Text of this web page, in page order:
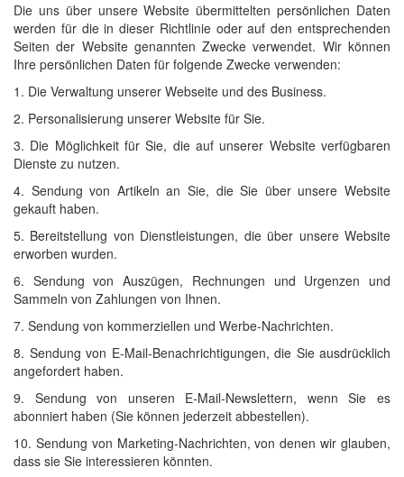
Die uns über unsere Website übermittelten persönlichen Daten
werden für die in dieser Richtlinie oder auf den entsprechenden
Seiten der Website genannten Zwecke verwendet. Wir können
Ihre persönlichen Daten für folgende Zwecke verwenden:
1. Die Verwaltung unserer Webseite und des Business.
2. Personalisierung unserer Website für Sie.
3. Die Möglichkeit für Sie, die auf unserer Website verfügbaren
Dienste zu nutzen.
4. Sendung von Artikeln an Sie, die Sie über unsere Website
gekauft haben.
5. Bereitstellung von Dienstleistungen, die über unsere Website
erworben wurden.
6. Sendung von Auszügen, Rechnungen und Urgenzen und
Sammeln von Zahlungen von Ihnen.
7. Sendung von kommerziellen und Werbe-Nachrichten.
8. Sendung von E-Mail-Benachrichtigungen, die Sie ausdrücklich
angefordert haben.
9. Sendung von unseren E-Mail-Newslettern, wenn Sie es
abonniert haben (Sie können jederzeit abbestellen).
10. Sendung von Marketing-Nachrichten, von denen wir glauben,
dass sie Sie interessieren könnten.